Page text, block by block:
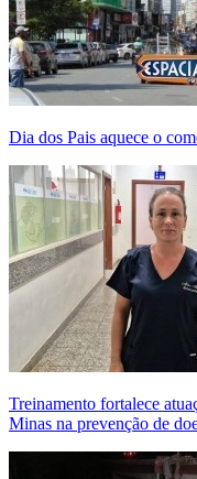
Dia dos Pais aquece o
Treinamento fortalece
Minas na prevenção de